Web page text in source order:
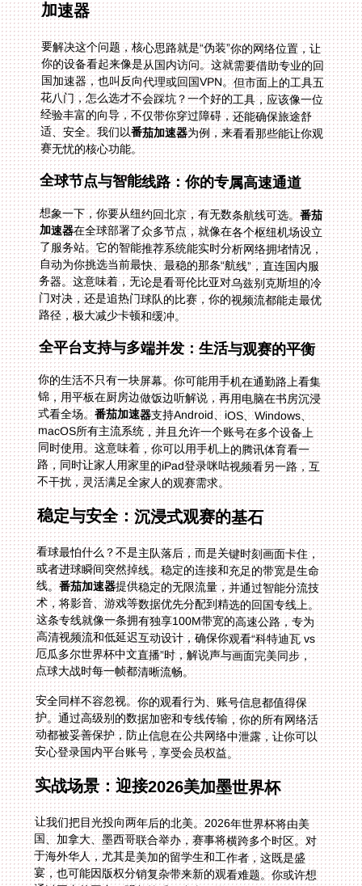
加速器
要解决这个问题，核心思路就是“伪装”你的网络位置，让
你的设备看起来像是从国内访问。这就需要借助专业的回
国加速器，也叫反向代理或回国VPN。但市面上的工具五
花八门，怎么选才不会踩坑？一个好的工具，应该像一位
经验丰富的向导，不仅带你穿过障碍，还能确保旅途舒
适、安全。我们以番茄加速器为例，来看看那些能让你观
赛无忧的核心功能。
全球节点与智能线路：你的专属高速通道
想象一下，你要从纽约回北京，有无数条航线可选。番茄
加速器在全球部署了众多节点，就像在各个枢纽机场设立
了服务站。它的智能推荐系统能实时分析网络拥堵情况，
自动为你挑选当前最快、最稳的那条“航线”，直连国内服
务器。这意味着，无论是看哥伦比亚对乌兹别克斯坦的冷
门对决，还是追热门球队的比赛，你的视频流都能走最优
路径，极大减少卡顿和缓冲。
全平台支持与多端并发：生活与观赛的平衡
你的生活不只有一块屏幕。你可能用手机在通勤路上看集
锦，用平板在厨房边做饭边听解说，再用电脑在书房沉浸
式看全场。番茄加速器支持Android、iOS、Windows、
macOS所有主流系统，并且允许一个账号在多个设备上
同时使用。这意味着，你可以用手机上的腾讯体育看一
路，同时让家人用家里的iPad登录咪咕视频看另一路，互
不干扰，灵活满足全家人的观赛需求。
稳定与安全：沉浸式观赛的基石
看球最怕什么？不是主队落后，而是关键时刻画面卡住，
或者进球瞬间突然掉线。稳定的连接和充足的带宽是生命
线。番茄加速器提供稳定的无限流量，并通过智能分流技
术，将影音、游戏等数据优先分配到精选的回国专线上。
这条专线就像一条拥有独享100M带宽的高速公路，专为
高清视频流和低延迟互动设计，确保你观看“科特迪瓦 vs
厄瓜多尔世界杯中文直播”时，解说声与画面完美同步，
点球大战时每一帧都清晰流畅。
安全同样不容忽视。你的观看行为、账号信息都值得保
护。通过高级别的数据加密和专线传输，你的所有网络活
动都被妥善保护，防止信息在公共网络中泄露，让你可以
安心登录国内平台账号，享受会员权益。
实战场景：迎接2026美加墨世界杯
让我们把目光投向两年后的北美。2026年世界杯将由美
国、加拿大、墨西哥联合举办，赛事将横跨多个时区。对
于海外华人，尤其是美加的留学生和工作者，这既是盛
宴，也可能因版权分销复杂带来新的观看难题。你或许想
通过国内的平台，听着熟悉的中文解说，和国内的朋友同